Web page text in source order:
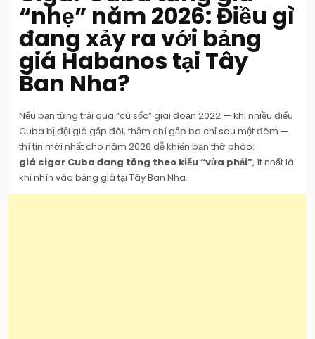
Tây
Ban
Nha
“nhẹ” năm 2026: Điều gì
đang xảy ra với bảng
giá Habanos tại Tây
Ban Nha?
Nếu bạn từng trải qua “cú sốc” giai đoạn 2022 — khi nhiều điếu
Cuba bị đội giá gấp đôi, thậm chí gấp ba chỉ sau một đêm —
thì tin mới nhất cho năm 2026 dễ khiến bạn thở phào:
giá cigar Cuba đang tăng theo kiểu “vừa phải”, ít nhất là
khi nhìn vào bảng giá tại Tây Ban Nha.